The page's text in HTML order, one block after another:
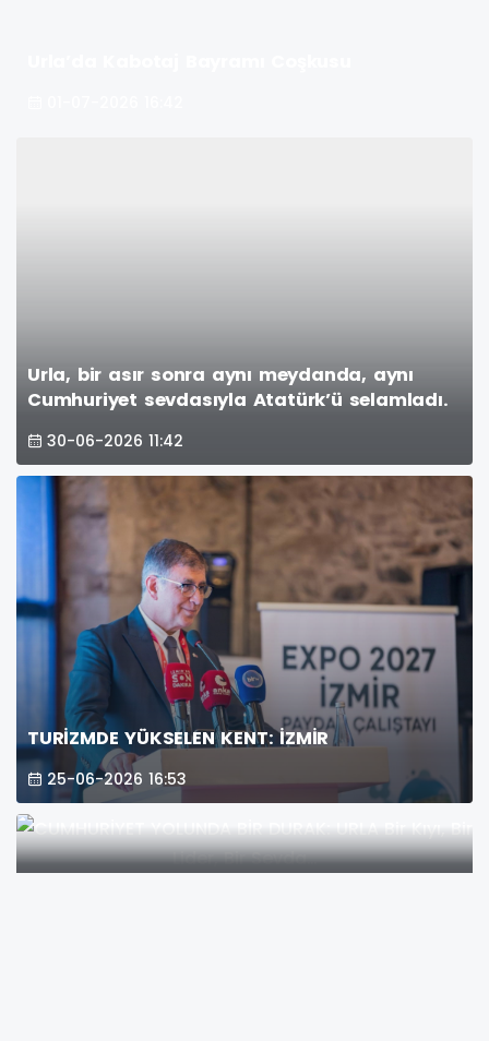
Urla, bir asır sonra aynı meydanda, aynı
Cumhuriyet sevdasıyla Atatürk’ü selamladı.
30-06-2026 11:42
TURİZMDE YÜKSELEN KENT: İZMİR
25-06-2026 16:53